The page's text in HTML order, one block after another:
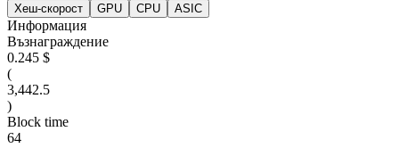
Хеш-скорост GPU CPU ASIC
Информация
Възнаграждение
0.245 $
(
3,442.5
)
Block time
64